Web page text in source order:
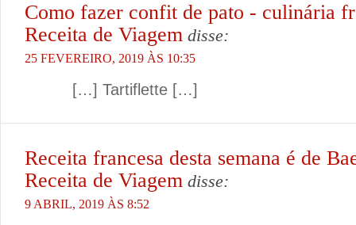
Como fazer confit de pato - culinária
Receita de Viagem disse:
25 FEVEREIRO, 2019 ÀS 10:35
[…] Tartiflette […]
Receita francesa desta semana é de
Receita de Viagem disse:
9 ABRIL, 2019 ÀS 8:52